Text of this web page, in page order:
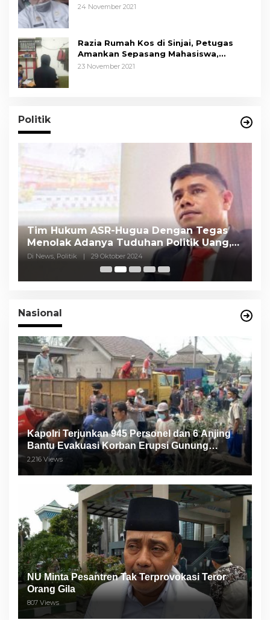
24 November 2021
Razia Rumah Kos di Sinjai, Petugas
Amankan Sepasang Mahasiswa,
Mengaku Berpacaran
23 November 2021
Politik
Tim Hukum ASR-Hugua Dengan Tegas
Menolak Adanya Tuduhan Politik Uang,
Pasar Murah Tidak Dilaksanakan Oleh
Di News, Politik | 29 Oktober 2024
Nasional
Kapolri Terjunkan 945 Personel dan 6 Anjing
Bantu Evakuasi Korban Erupsi Gunung
Semeru
2,216 Views
NU Minta Pesantren Tak Terprovokasi Teror
Orang Gila
807 Views